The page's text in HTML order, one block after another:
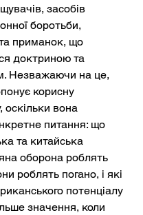
засобів
боротьби,
приманок, що
доктриною та
Незважаючи на це,
корисну
оскільки вона
питання: що
та китайська
оборона роблять
роблять погано, і які
потенціалу
значення, коли